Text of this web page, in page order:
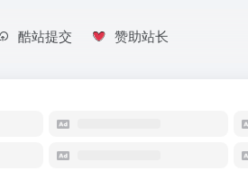
酷站提交 赞助站长